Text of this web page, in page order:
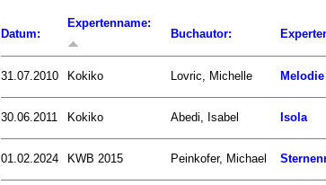
Datum:
Expertenname:
Buchautor:
31.07.2010 Kokiko Lovric, Michelle
30.06.2011 Kokiko Abedi, Isabel Isola
01.02.2024 KWB 2015 Peinkofer, Michael